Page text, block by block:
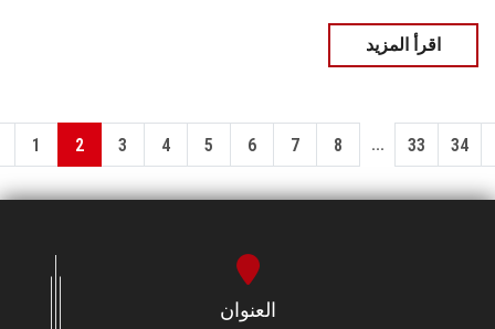
اقرأ المزيد
1 2 3 4 5 6 7 8 ... 33 34
العنوان